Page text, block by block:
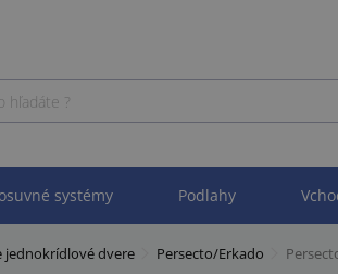
systémy Podlahy
jednokrídlové dvere Persecto/Erkado